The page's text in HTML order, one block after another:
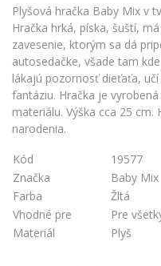
Plyšová hračka Baby Mix v
Hračka hrká, píska, šuští,
zavesenie, ktorým sa dá
autosedačke, všade tam
lákajú pozornosť dieťaťa,
fantáziu. Hračka je
materiálu. Výška cca 25
narodenia.
Kód
19577
Značka
Baby Mix
Farba
Žltá
Vhodné pre
Pre
Materiál
Plyš